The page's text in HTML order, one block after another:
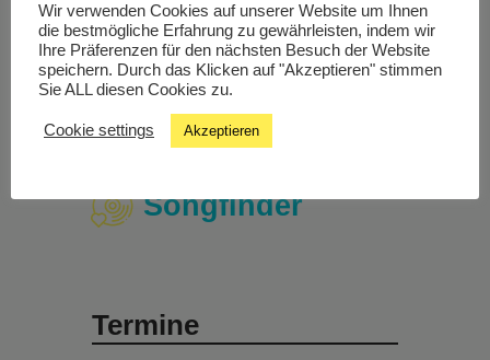
Livestream
Studiochat
Songfinder
Termine
Wir verwenden Cookies auf unserer Website um Ihnen
die bestmögliche Erfahrung zu gewährleisten, indem wir
Ihre Präferenzen für den nächsten Besuch der Website
speichern. Durch das Klicken auf "Akzeptieren" stimmen
Sie ALL diesen Cookies zu.
Cookie settings Akzeptieren